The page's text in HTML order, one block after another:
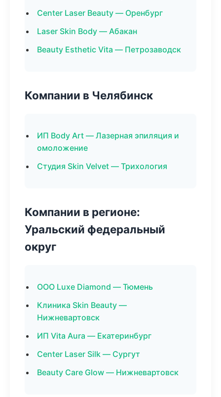
Center Laser Beauty — Оренбург
Laser Skin Body — Абакан
Beauty Esthetic Vita — Петрозаводск
Компании в Челябинск
ИП Body Art — Лазерная эпиляция и
омоложение
Студия Skin Velvet — Трихология
Компании в регионе:
Уральский федеральный
округ
ООО Luxe Diamond — Тюмень
Клиника Skin Beauty —
Нижневартовск
ИП Vita Aura — Екатеринбург
Center Laser Silk — Сургут
Beauty Care Glow — Нижневартовск